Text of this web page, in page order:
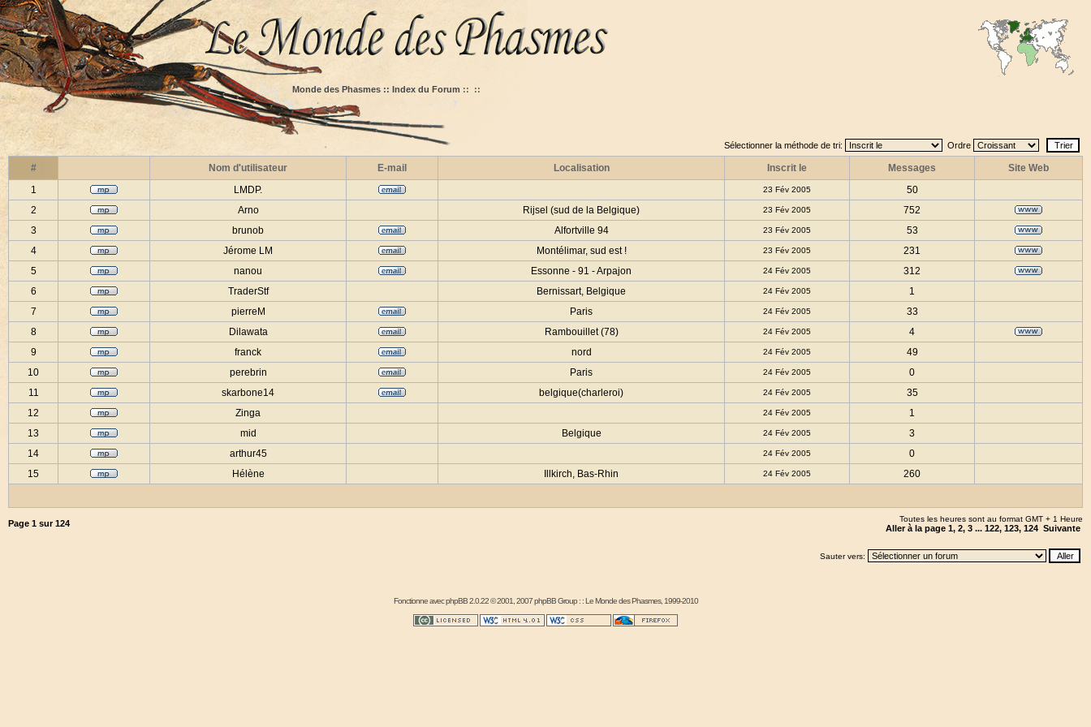
Monde des Phasmes :: Index du Forum :: ::
Sélectionner la méthode de tri: Ordre
# Nom d'utilisateur E-mail Localisation Inscrit le Messages
Site Web
1
LMDP. 23 Fév 2005
50
2
Arno Rijsel (sud de la Belgique) 23 Fév 2005
752
3
brunob Alfortville 94 23 Fév 2005
53
4
Jérome LM Montélimar, sud est ! 23 Fév 2005
231
5
nanou Essonne - 91 - Arpajon 24 Fév 2005
312
6
TraderStf Bernissart, Belgique 24 Fév 2005
1
7
pierreM Paris 24 Fév 2005
33
8
Dilawata Rambouillet (78) 24 Fév 2005
4
9
franck nord 24 Fév 2005
49
10
perebrin Paris 24 Fév 2005
0
11
skarbone14 belgique(charleroi) 24 Fév 2005
35
12
Zinga 24 Fév 2005
1
13
mid Belgique 24 Fév 2005
3
14
arthur45 24 Fév 2005
0
15
Hélène Illkirch, Bas-Rhin 24 Fév 2005 260
Page 1 sur124 Toutes les heures sont au format GMT + 1 Heure
Aller à la page 1, 2, 3 ... 122, 123, 124 Suivante
Sauter vers:
Fonctionne avecphpBB2.0.22 © 2001, 2007 phpBB Group : :Le Monde des Phasmes, 1999-2010